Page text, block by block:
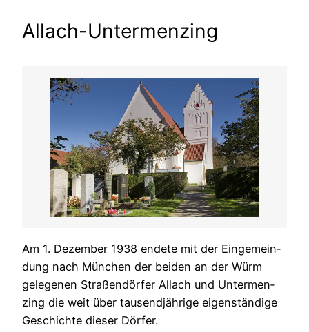
Allach-Untermenzing
Am 1. Dezember 1938 endete mit der Eingemein­
dung nach München der beiden an der Würm
gelegenen Straßendörfer Allach und Untermen­
zing die weit über tausendjährige eigenständige
Geschichte dieser Dörfer.